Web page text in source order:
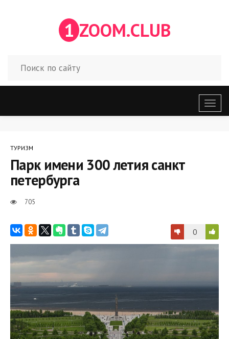
1 ZOOM.CLUB
меню
ТУРИЗМ
Парк имени 300 летия санкт
петербурга
705
0